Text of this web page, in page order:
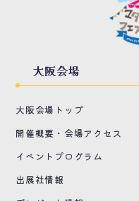
大阪会場
大阪会場トップ
開催概要・会場アクセス
イベントプログラム
出展社情報